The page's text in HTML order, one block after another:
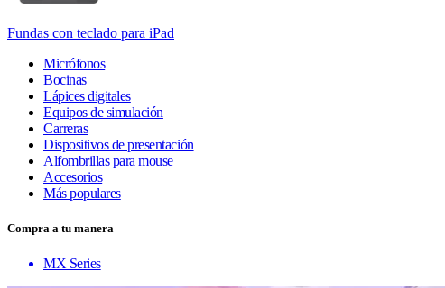
Fundas con teclado para iPad
Micrófonos
Bocinas
Lápices digitales
Equipos de simulación
Carreras
Dispositivos de presentación
Alfombrillas para mouse
Accesorios
Más populares
Compra a tu manera
MX Series